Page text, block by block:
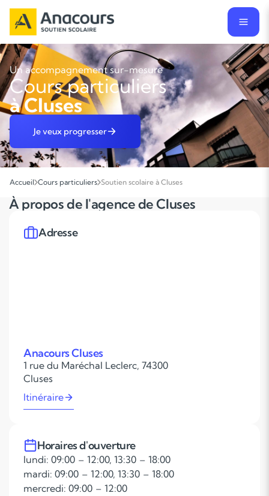
Un accompagnement sur-mesure
Cours particuliers
à Cluses
Je veux progresser
Accueil Cours particuliers Soutien scolaire à Cluses
À propos de l'agence de Cluses
Adresse
Anacours Cluses
1 rue du Maréchal Leclerc, 74300
Cluses
Itinéraire
Horaires d'ouverture
lundi: 09:00 – 12:00, 13:30 – 18:00
mardi: 09:00 – 12:00, 13:30 – 18:00
mercredi: 09:00 – 12:00